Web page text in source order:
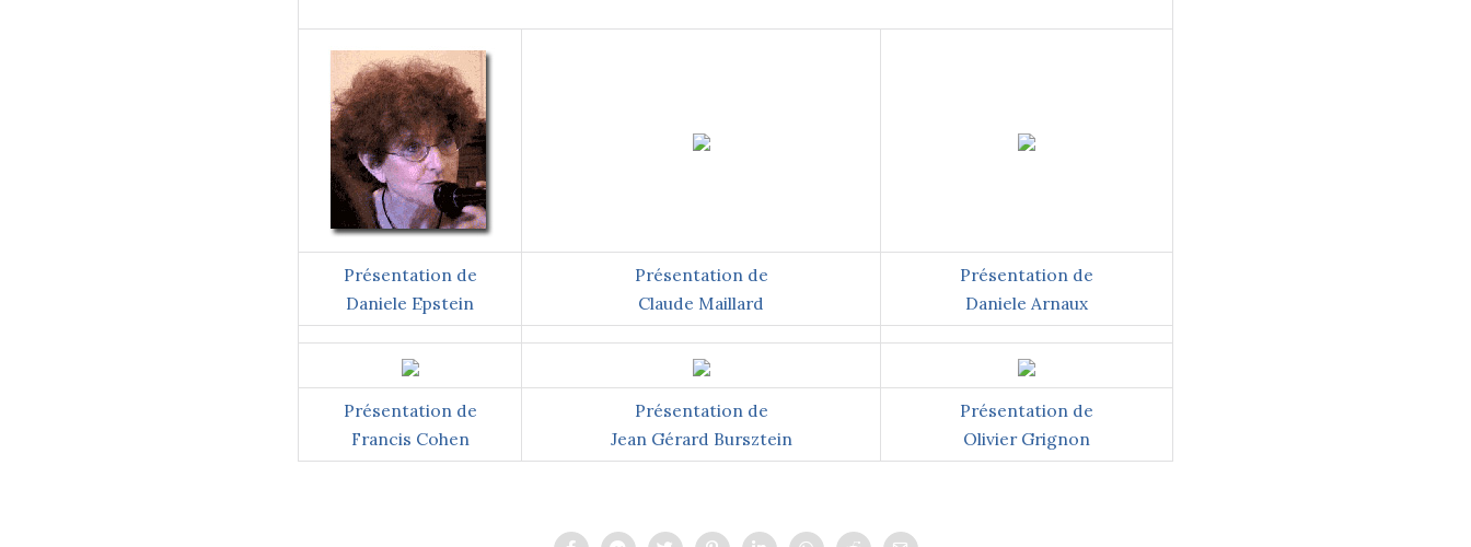
Présentation de
Daniele Epstein
Présentation de
Claude Maillard
Présentation de
Daniele Arnaux
Présentation de
Francis Cohen
Présentation de
Jean Gérard Bursztein
Présentation de
Olivier Grignon